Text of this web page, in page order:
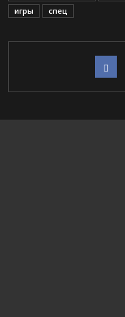
игры
спец